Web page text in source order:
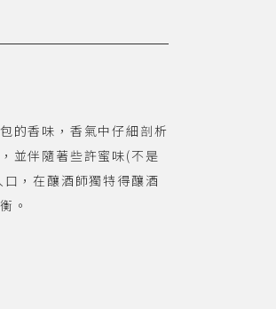
的香味，香氣中仔細剖析
並伴隨著些許蜜味(不是
，在釀酒師獨特得釀酒
。